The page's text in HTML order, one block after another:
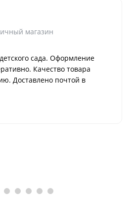
магазин
сада. Оформление
Качество товара
Доставлено почтой в